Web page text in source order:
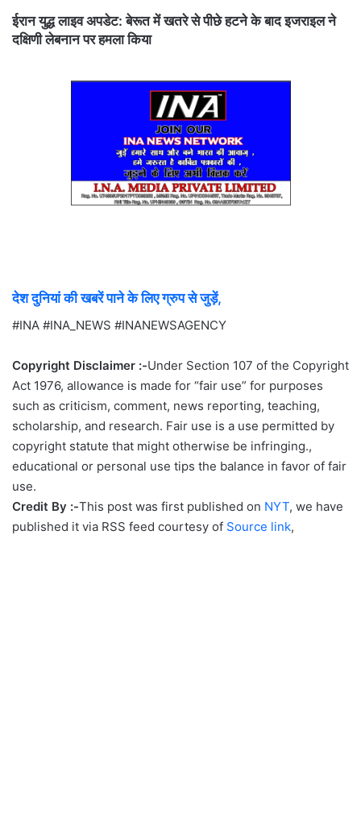
ईरान युद्ध लाइव अपडेट: बेरूत में खतरे से पीछे हटने के बाद इजराइल ने
दक्षिणी लेबनान पर हमला किया
देश दुनियां की खबरें पाने के लिए ग्रुप से जुड़ें,
#INA #INA_NEWS #INANEWSAGENCY
Copyright Disclaimer :-Under Section 107 of the Copyright
Act 1976, allowance is made for “fair use” for purposes
such as criticism, comment, news reporting, teaching,
scholarship, and research. Fair use is a use permitted by
copyright statute that might otherwise be infringing.,
educational or personal use tips the balance in favor of fair
use.
Credit By :-This post was first published on NYT, we have
published it via RSS feed courtesy of Source link,